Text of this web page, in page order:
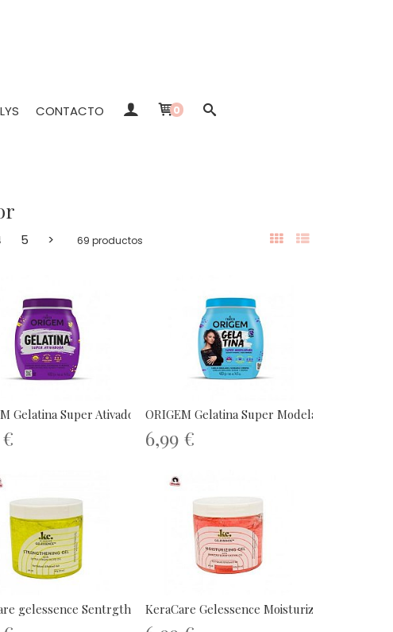
CONTACTO 0
5 > 69 productos
Gelatina Super Ativadora...ORIGEM Gelatina Super Modeladora...
6,99 €
gelessence Sentrgthening...KeraCare Gelessence Moisturizing Gel...